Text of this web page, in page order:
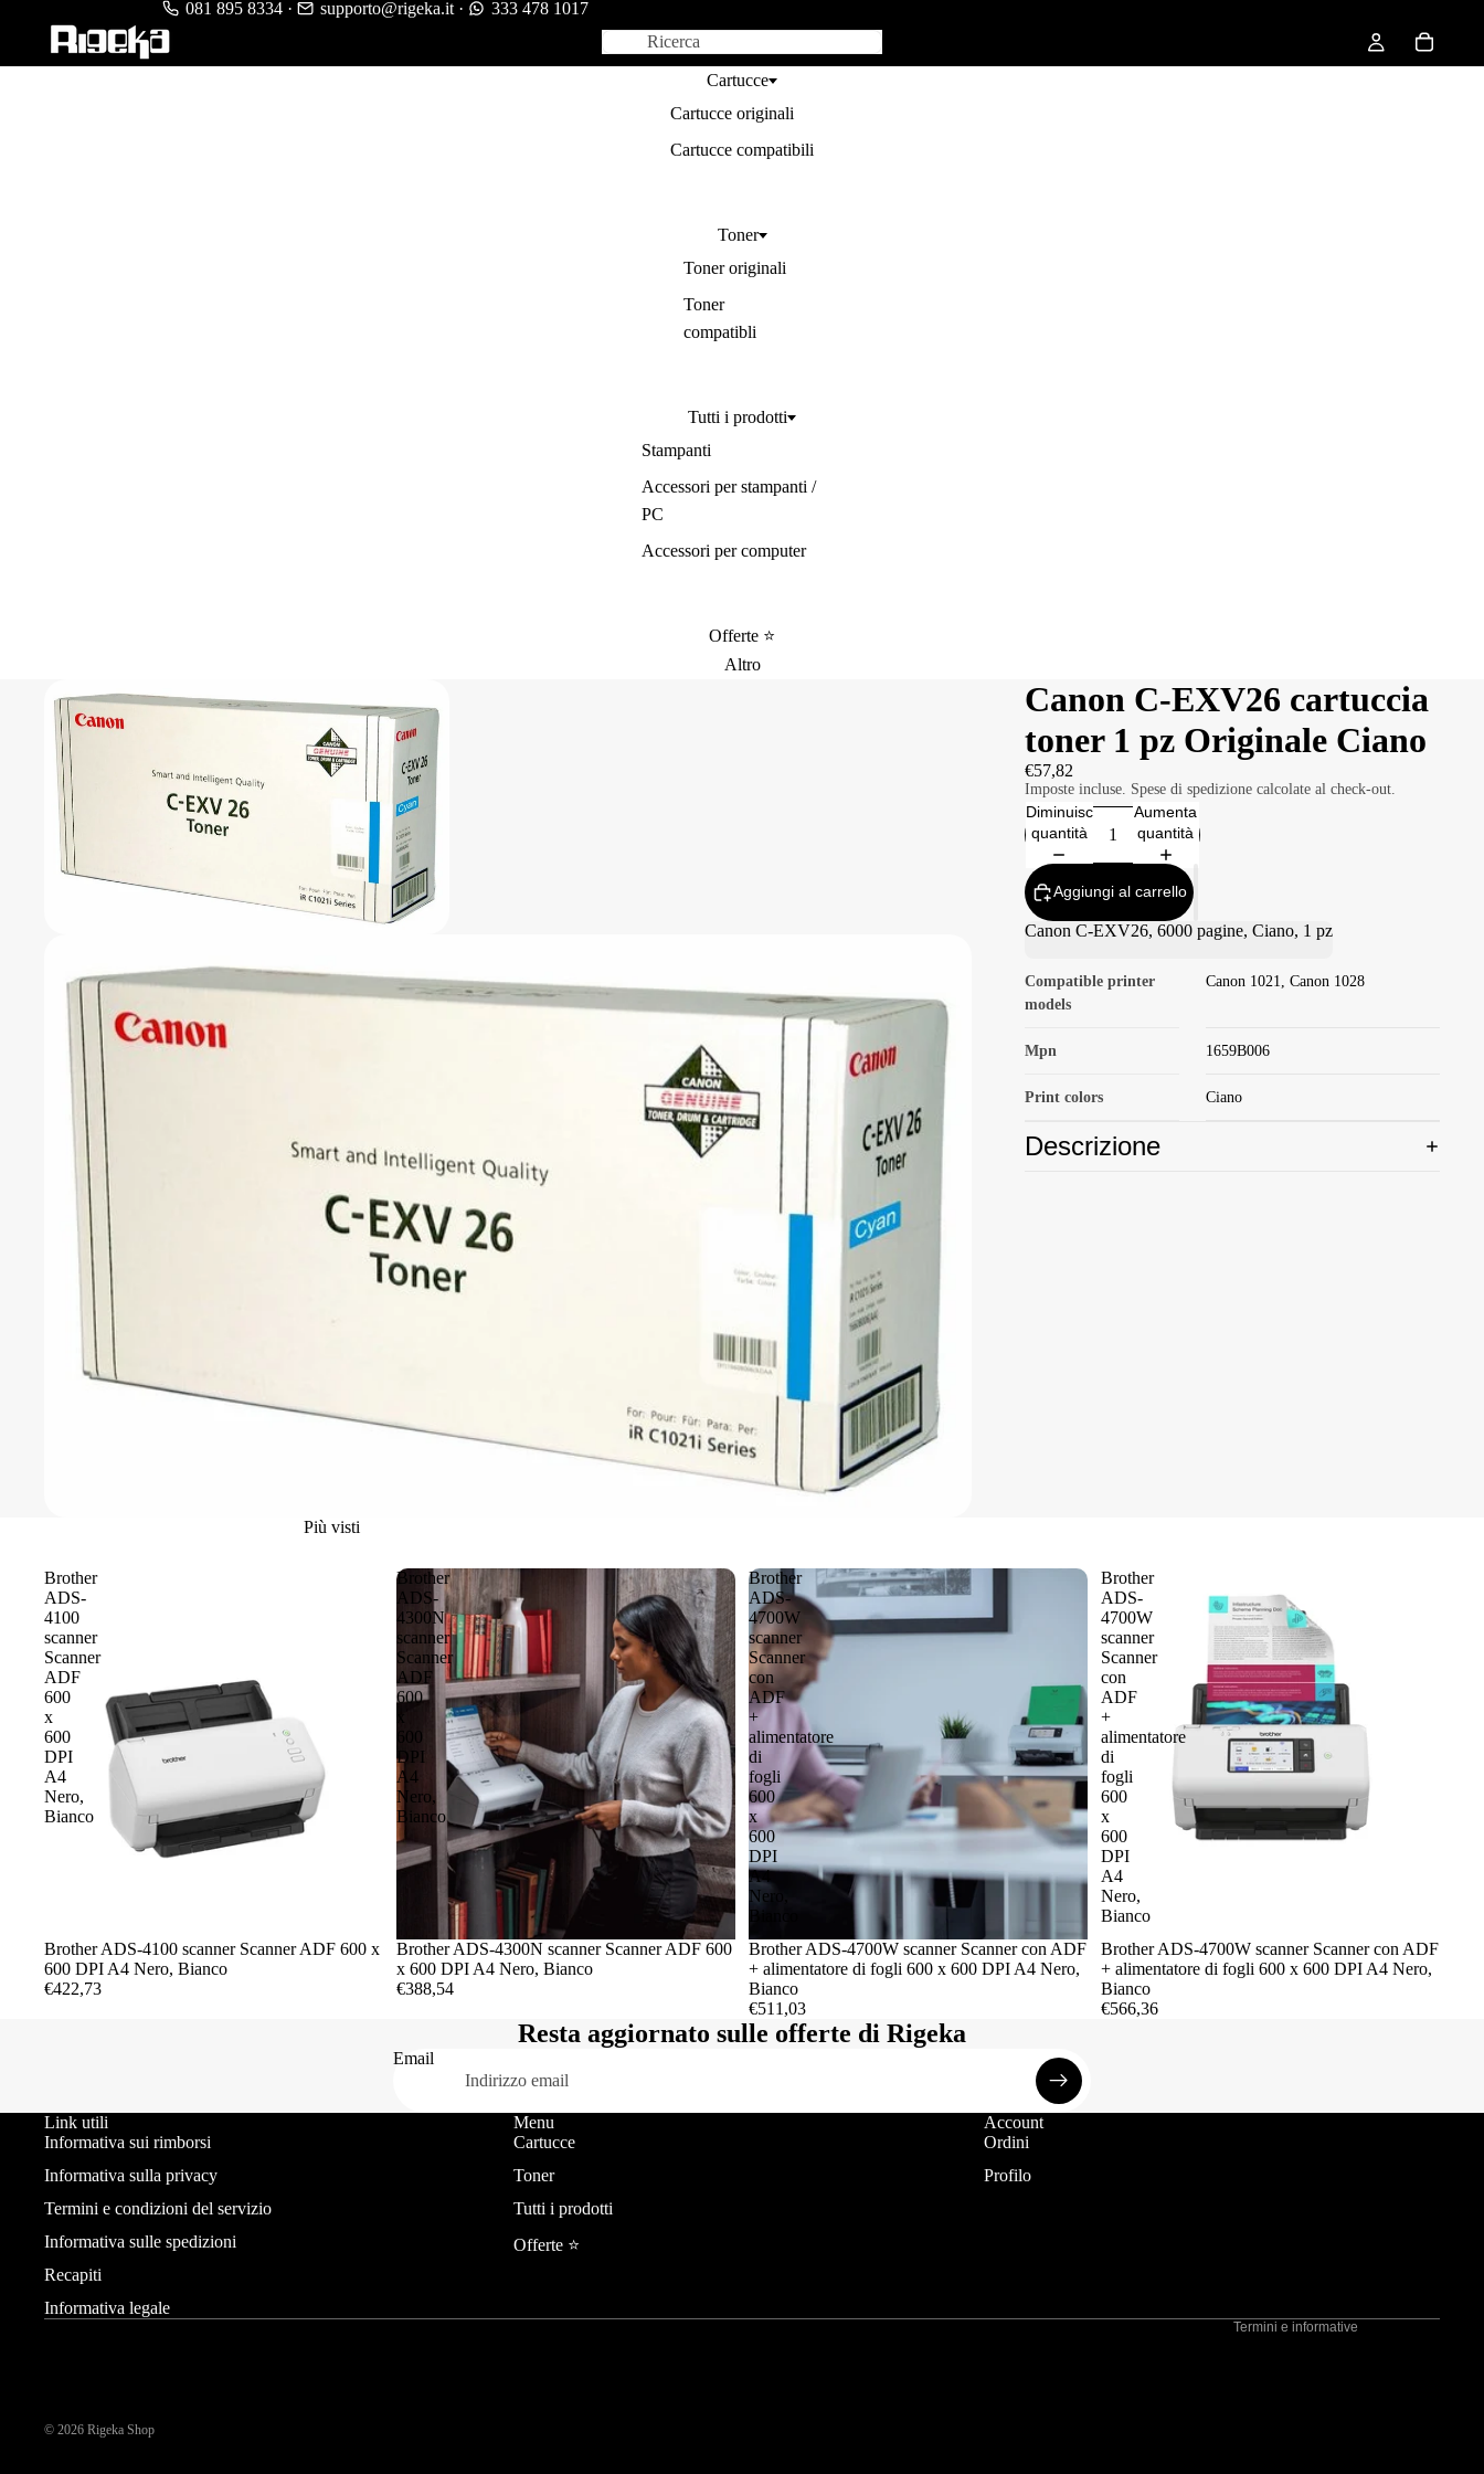
081 895 8334· supporto@rigeka.it · 333 478 1017
Cartucce
Cartucce originali
Cartucce compatibili
Toner
Toner originali
Toner
compatibli
Tutti i prodotti
Stampanti
Accessori per stampanti /
PC
Accessori per computer
Offerte ⭐️
Altro
Canon C-EXV26 cartuccia
toner 1 pz Originale Ciano
€57,82
Imposte incluse. Spese di spedizione calcolate al check-out.
Diminuisci
quantità
Aumenta
quantità
Aggiungi al carrello
Canon C-EXV26, 6000 pagine, Ciano, 1 pz
Compatible printer
models
Canon 1021, Canon 1028
Mpn 1659B006
Print colors Ciano
Descrizione
Più visti
Brother
ADS-
4100
scanner
Scanner
ADF
600
x
600
DPI
A4
Nero,
Bianco
Brother ADS-4100 scanner Scanner ADF 600 x
600 DPI A4 Nero, Bianco
€422,73
Brother
ADS-
4300N
scanner
Scanner
ADF
600
x
600
DPI
A4
Nero,
Bianco
Brother ADS-4300N scanner Scanner ADF 600
x 600 DPI A4 Nero, Bianco
€388,54
Brother
ADS-
4700W
scanner
Scanner
con
ADF
+
alimentatore
di
fogli
600
x
600
DPI
A4
Nero,
Bianco
Brother ADS-4700W scanner Scanner con ADF
+ alimentatore di fogli 600 x 600 DPI A4 Nero,
Bianco
€511,03
Brother
ADS-
4700W
scanner
Scanner
con
ADF
+
alimentatore
di
fogli
600
x
600
DPI
A4
Nero,
Bianco
Brother ADS-4700W scanner Scanner con ADF
+ alimentatore di fogli 600 x 600 DPI A4 Nero,
Bianco
€566,36
Resta aggiornato sulle offerte di Rigeka
Email
Link utili
Informativa sui rimborsi
Informativa sulla privacy
Termini e condizioni del servizio
Informativa sulle spedizioni
Recapiti
Informativa legale
Menu
Cartucce
Toner
Tutti i prodotti
Offerte ⭐️
Account
Ordini
Profilo
© 2026 Rigeka Shop
Termini e informative